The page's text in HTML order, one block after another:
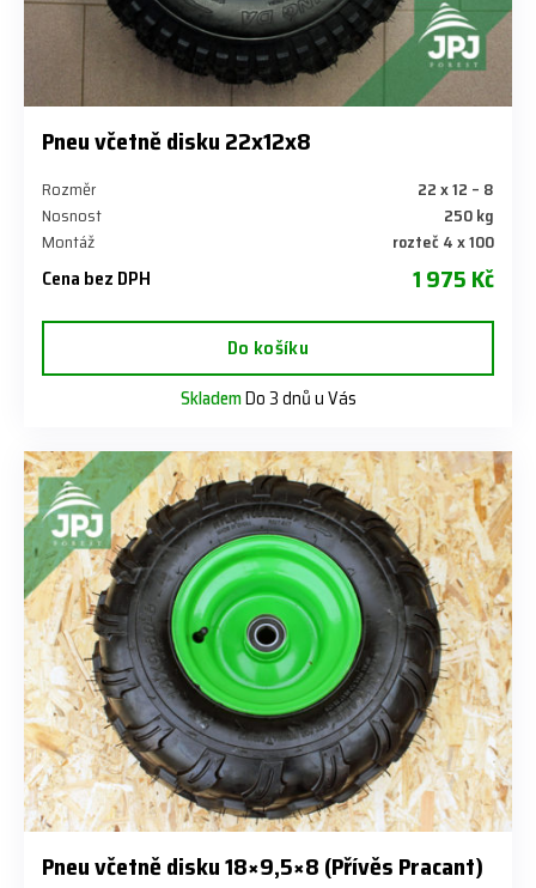
Pneu včetně disku 22x12x8
Rozměr
22 x 12 – 8
Nosnost
250 kg
Montáž
rozteč 4 x 100
Cena bez DPH 1 975 Kč
Do košíku
SklademDo 3 dnů u Vás
Pneu včetně disku 18×9,5×8 (Přívěs Pracant)